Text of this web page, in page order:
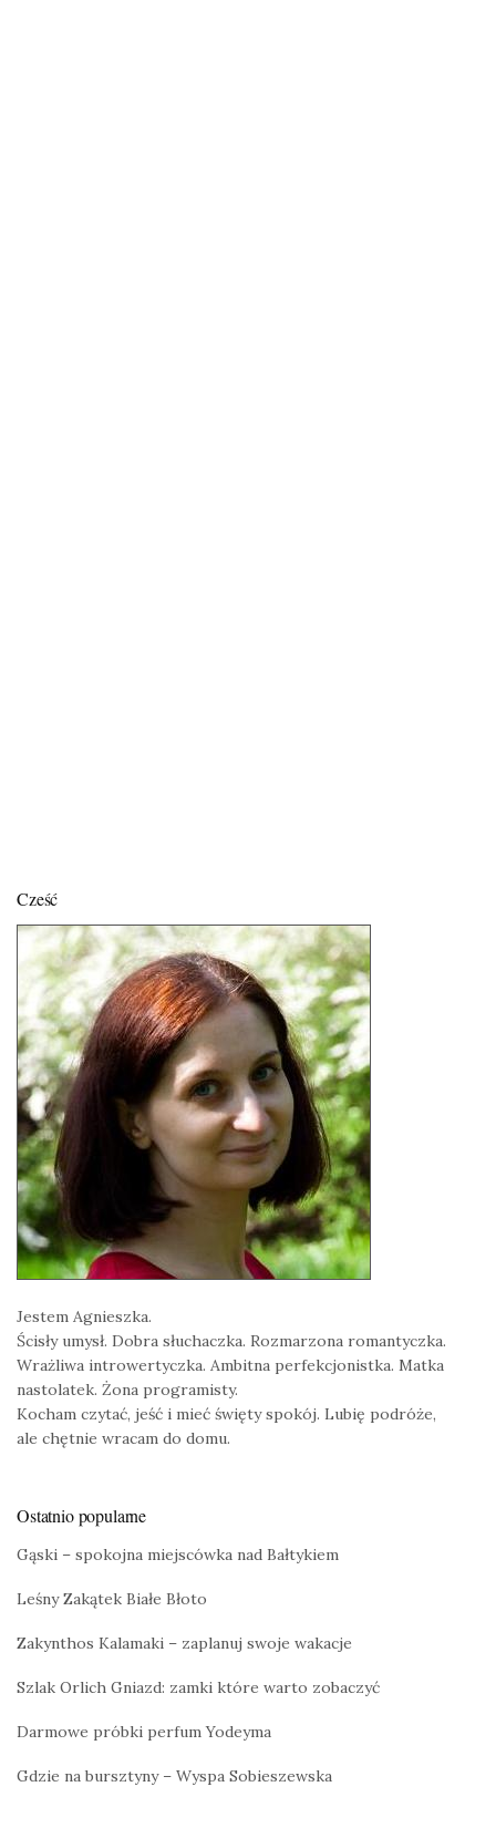
Cześć
Jestem Agnieszka.
Ścisły umysł. Dobra słuchaczka. Rozmarzona romantyczka.
Wrażliwa introwertyczka. Ambitna perfekcjonistka. Matka
nastolatek. Żona programisty.
Kocham czytać, jeść i mieć święty spokój. Lubię podróże,
ale chętnie wracam do domu.
Ostatnio popularne
Gąski – spokojna miejscówka nad Bałtykiem
Leśny Zakątek Białe Błoto
Zakynthos Kalamaki – zaplanuj swoje wakacje
Szlak Orlich Gniazd: zamki które warto zobaczyć
Darmowe próbki perfum Yodeyma
Gdzie na bursztyny – Wyspa Sobieszewska